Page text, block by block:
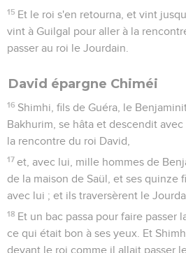
15 Et le roi s'en retourna, et vint
vint à Guilgal pour aller à la
passer au roi le Jourdain.
David épargne Chiméi
16 Shimhi, fils de Guéra, le
Bakhurim, se hâta et descendit
la rencontre du roi David,
17 et, avec lui, mille hommes de
de la maison de Saül, et ses quinze
avec lui ; et ils traversèrent le
18 Et un bac passa pour faire passer
ce qui était bon à ses yeux. Et
devant le roi comme il allait passer